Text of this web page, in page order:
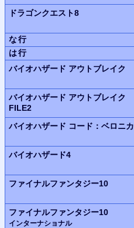
ドラゴンクエスト8
な行
は行
バイオハザード アウトブレイク
バイオハザード アウトブレイク
FILE2
バイオハザード コード：ベロニカ
バイオハザード4
ファイナルファンタジー10
ファイナルファンタジー10
インターナショナル